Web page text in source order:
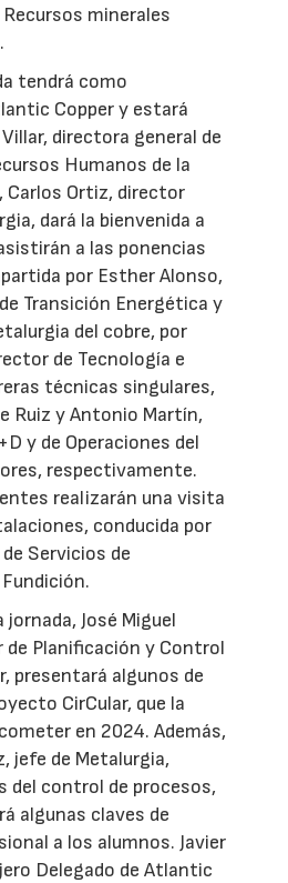
Recursos minerales
tendrá como
Copper y estará
directora general de
Humanos de la
Carlos Ortiz, director
dará la bienvenida a
a las ponencias
por Esther Alonso,
Transición Energética y
del cobre, por
de Tecnología e
técnicas singulares,
Ruiz y Antonio Martín,
y de Operaciones del
respectivamente.
realizarán una visita
conducida por
Servicios de
José Miguel
de Planificación y Control
presentará algunos de
CirCular, que la
en 2024. Además,
jefe de Metalurgia,
del control de procesos,
algunas claves de
a los alumnos. Javier
Delegado de Atlantic